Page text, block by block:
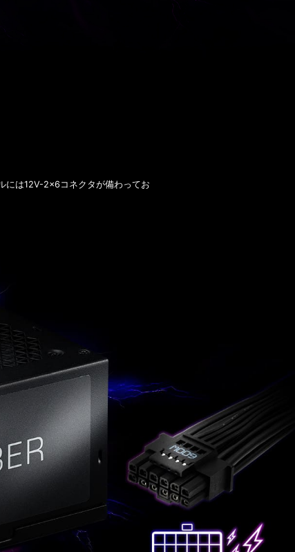
には12V-2x6コネクタが備わってお